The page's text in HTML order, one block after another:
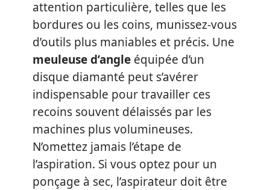
attention particulière, telles que les
bordures ou les coins, munissez-vous
d’outils plus maniables et précis. Une
meuleuse d’angle équipée d’un
disque diamanté peut s’avérer
indispensable pour travailler ces
recoins souvent délaissés par les
machines plus volumineuses.
N’omettez jamais l’étape de
l’aspiration. Si vous optez pour un
ponçage à sec, l’aspirateur doit être